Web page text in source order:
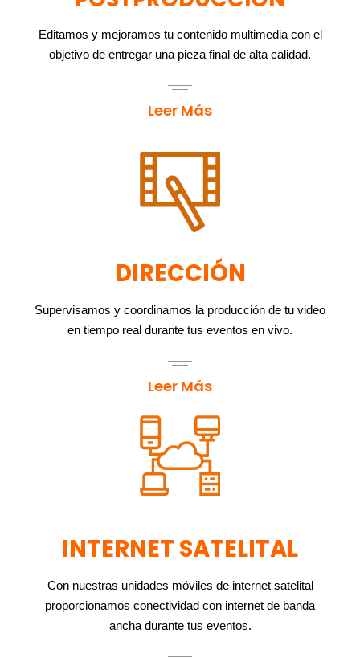
Editamos y mejoramos tu contenido multimedia con el
objetivo de entregar una pieza final de alta calidad.
Leer Más
DIRECCIÓN
Supervisamos y coordinamos la producción de tu video
en tiempo real durante tus eventos en vivo.
Leer Más
INTERNET SATELITAL
Con nuestras unidades móviles de internet satelital
proporcionamos conectividad con internet de banda
ancha durante tus eventos.